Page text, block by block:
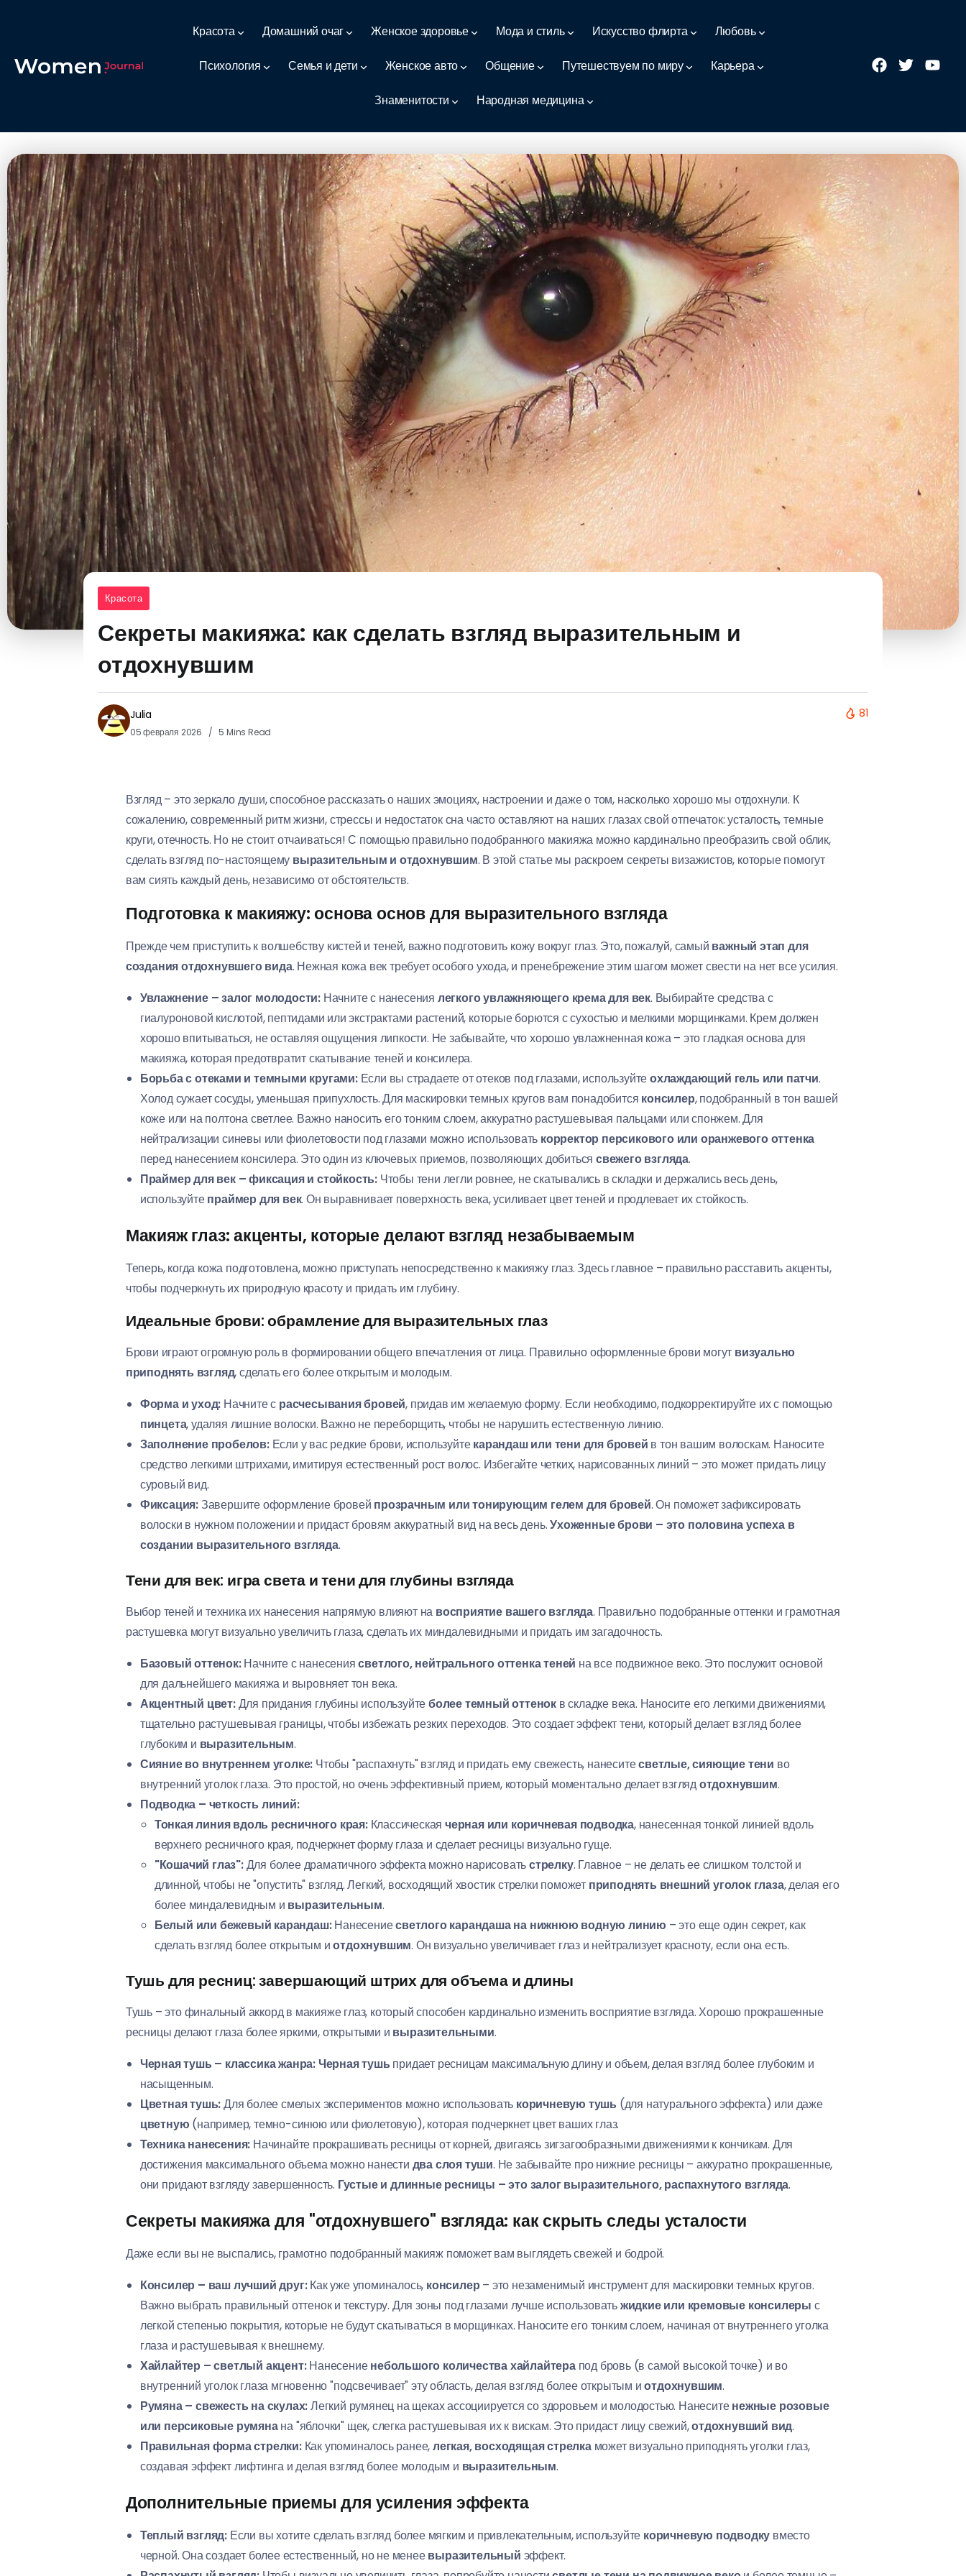
Красота Домашний очаг Женское здоровье Мода и стиль Искусство флирта Любовь
Психология Семья и дети Женское авто Общение Путешествуем по миру Карьера
Знаменитости Народная медицина
Красота
Секреты макияжа: как сделать взгляд выразительным и
отдохнувшим
Julia
05 февраля 2026 5 Mins Read
81
Взгляд – это зеркало души, способное рассказать о наших эмоциях, настроении и даже о том, насколько хорошо мы отдохнули. К
сожалению, современный ритм жизни, стрессы и недостаток сна часто оставляют на наших глазах свой отпечаток: усталость, темные
круги, отечность. Но не стоит отчаиваться! С помощью правильно подобранного макияжа можно кардинально преобразить свой облик,
сделать взгляд по-настоящему выразительным и отдохнувшим. В этой статье мы раскроем секреты визажистов, которые помогут
вам сиять каждый день, независимо от обстоятельств.
Подготовка к макияжу: основа основ для выразительного взгляда
Прежде чем приступить к волшебству кистей и теней, важно подготовить кожу вокруг глаз. Это, пожалуй, самый важный этап для
создания отдохнувшего вида. Нежная кожа век требует особого ухода, и пренебрежение этим шагом может свести на нет все усилия.
Увлажнение – залог молодости:Начните с нанесения легкого увлажняющего крема для век. Выбирайте средства с
гиалуроновой кислотой, пептидами или экстрактами растений, которые борются с сухостью и мелкими морщинками. Крем должен
хорошо впитываться, не оставляя ощущения липкости. Не забывайте, что хорошо увлажненная кожа – это гладкая основа для
макияжа, которая предотвратит скатывание теней и консилера.
Борьба с отеками и темными кругами:Если вы страдаете от отеков под глазами, используйтеохлаждающий гель или патчи.
Холод сужает сосуды, уменьшая припухлость. Для маскировки темных кругов вам понадобится консилер, подобранный в тон вашей
коже или на полтона светлее. Важно наносить его тонким слоем, аккуратно растушевывая пальцами или спонжем. Для
нейтрализации синевы или фиолетовости под глазами можно использовать корректор персикового или оранжевого оттенка
перед нанесением консилера. Это один из ключевых приемов, позволяющих добиться свежего взгляда.
Праймер для век – фиксация и стойкость:Чтобы тени легли ровнее, не скатывались в складки и держались весь день,
используйтепраймер для век. Он выравнивает поверхность века, усиливает цвет теней и продлевает их стойкость.
Макияж глаз: акценты, которые делают взгляд незабываемым
Теперь, когда кожа подготовлена, можно приступать непосредственно к макияжу глаз. Здесь главное – правильно расставить акценты,
чтобы подчеркнуть их природную красоту и придать им глубину.
Идеальные брови: обрамление для выразительных глаз
Брови играют огромную роль в формировании общего впечатления от лица. Правильно оформленные брови могут визуально
приподнять взгляд, сделать его более открытым и молодым.
Форма и уход: Начните с расчесывания бровей, придав им желаемую форму. Если необходимо, подкорректируйте их с помощью
пинцета, удаляя лишние волоски. Важно не переборщить, чтобы не нарушить естественную линию.
Заполнение пробелов:Если у вас редкие брови, используйтекарандаш или тени для бровей в тон вашим волоскам. Наносите
средство легкими штрихами, имитируя естественный рост волос. Избегайте четких, нарисованных линий – это может придать лицу
суровый вид.
Фиксация:Завершите оформление бровей прозрачным или тонирующим гелем для бровей. Он поможет зафиксировать
волоски в нужном положении и придаст бровям аккуратный вид на весь день.Ухоженные брови – это половина успеха в
создании выразительного взгляда.
Тени для век: игра света и тени для глубины взгляда
Выбор теней и техника их нанесения напрямую влияют на восприятие вашего взгляда. Правильно подобранные оттенки и грамотная
растушевка могут визуально увеличить глаза, сделать их миндалевидными и придать им загадочность.
Базовый оттенок:Начните с нанесениясветлого, нейтрального оттенка теней на все подвижное веко. Это послужит основой
для дальнейшего макияжа и выровняет тон века.
Акцентный цвет:Для придания глубины используйтеболее темный оттенокв складке века. Наносите его легкими движениями,
тщательно растушевывая границы, чтобы избежать резких переходов. Это создает эффект тени, который делает взгляд более
глубоким и выразительным.
Сияние во внутреннем уголке: Чтобы "распахнуть" взгляд и придать ему свежесть, нанеситесветлые, сияющие тени во
внутренний уголок глаза. Это простой, но очень эффективный прием, который моментально делает взглядотдохнувшим.
Подводка – четкость линий:
Тонкая линия вдоль ресничного края:Классическая черная или коричневая подводка, нанесенная тонкой линией вдоль
верхнего ресничного края, подчеркнет форму глаза и сделает ресницы визуально гуще.
"Кошачий глаз":Для более драматичного эффекта можно нарисоватьстрелку. Главное – не делать ее слишком толстой и
длинной, чтобы не "опустить" взгляд. Легкий, восходящий хвостик стрелки поможет приподнять внешний уголок глаза, делая его
более миндалевидным и выразительным.
Белый или бежевый карандаш:Нанесениесветлого карандаша на нижнюю водную линию – это еще один секрет, как
сделать взгляд более открытым иотдохнувшим. Он визуально увеличивает глаз и нейтрализует красноту, если она есть.
Тушь для ресниц: завершающий штрих для объема и длины
Тушь – это финальный аккорд в макияже глаз, который способен кардинально изменить восприятие взгляда. Хорошо прокрашенные
ресницы делают глаза более яркими, открытыми и выразительными.
Черная тушь – классика жанра:Черная тушь придает ресницам максимальную длину и объем, делая взгляд более глубоким и
насыщенным.
Цветная тушь:Для более смелых экспериментов можно использовать коричневую тушь (для натурального эффекта) или даже
цветную (например, темно-синюю или фиолетовую), которая подчеркнет цвет ваших глаз.
Техника нанесения: Начинайте прокрашивать ресницы от корней, двигаясь зигзагообразными движениями к кончикам. Для
достижения максимального объема можно нанести два слоя туши. Не забывайте про нижние ресницы – аккуратно прокрашенные,
они придают взгляду завершенность. Густые и длинные ресницы – это залог выразительного, распахнутого взгляда.
Секреты макияжа для "отдохнувшего" взгляда: как скрыть следы усталости
Даже если вы не выспались, грамотно подобранный макияж поможет вам выглядеть свежей и бодрой.
Консилер – ваш лучший друг:Как уже упоминалось, консилер – это незаменимый инструмент для маскировки темных кругов.
Важно выбрать правильный оттенок и текстуру. Для зоны под глазами лучше использоватьжидкие или кремовые консилеры с
легкой степенью покрытия, которые не будут скатываться в морщинках. Наносите его тонким слоем, начиная от внутреннего уголка
глаза и растушевывая к внешнему.
Хайлайтер – светлый акцент:Нанесениенебольшого количества хайлайтерапод бровь (в самой высокой точке) и во
внутренний уголок глаза мгновенно "подсвечивает" эту область, делая взгляд более открытым иотдохнувшим.
Румяна – свежесть на скулах:Легкий румянец на щеках ассоциируется со здоровьем и молодостью. Нанеситенежные розовые
или персиковые румянана "яблочки" щек, слегка растушевывая их к вискам. Это придаст лицу свежий,отдохнувший вид.
Правильная форма стрелки:Как упоминалось ранее,легкая, восходящая стрелкаможет визуально приподнять уголки глаз,
создавая эффект лифтинга и делая взгляд более молодым и выразительным.
Дополнительные приемы для усиления эффекта
Теплый взгляд:Если вы хотите сделать взгляд более мягким и привлекательным, используйте коричневую подводку вместо
черной. Она создает более естественный, но не менеевыразительный эффект.